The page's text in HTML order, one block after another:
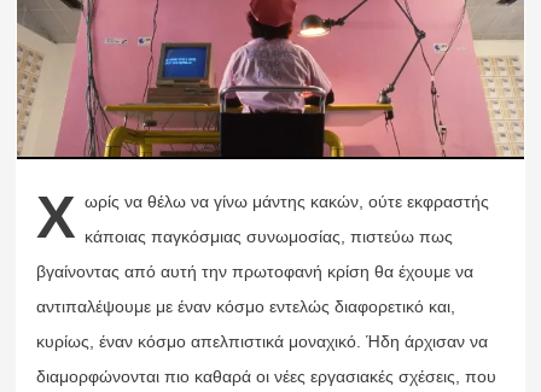
Χ ωρίς να θέλω να γίνω μάντης κακών, ούτε εκφραστής
κάποιας παγκόσμιας συνωμοσίας, πιστεύω πως
βγαίνοντας από αυτή την πρωτοφανή κρίση θα έχουμε να
αντιπαλέψουμε με έναν κόσμο εντελώς διαφορετικό και,
κυρίως, έναν κόσμο απελπιστικά μοναχικό. Ήδη άρχισαν να
διαμορφώνονται πιο καθαρά οι νέες εργασιακές σχέσεις, που